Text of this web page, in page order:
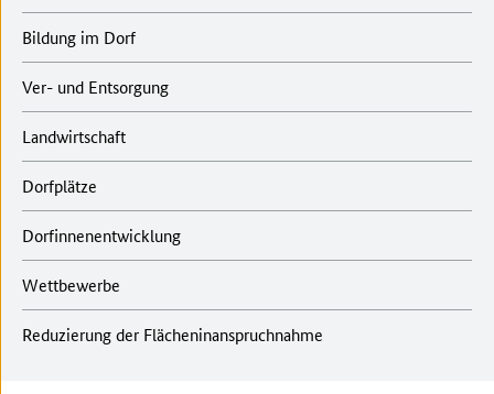
Bildung im Dorf
Ver- und Entsorgung
Landwirtschaft
Dorfplätze
Dorfinnenentwicklung
Wettbewerbe
Reduzierung der Flächeninanspruchnahme